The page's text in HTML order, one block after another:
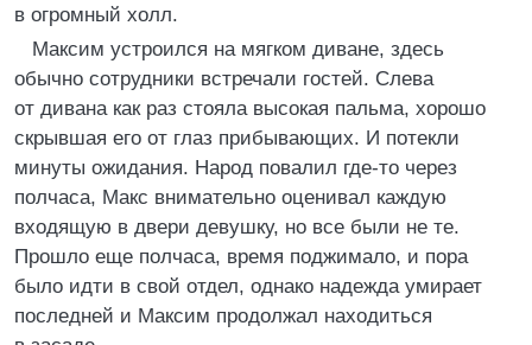
в огромный холл.
Максим устроился на мягком диване, здесь
обычно сотрудники встречали гостей. Слева
от дивана как раз стояла высокая пальма, хорошо
скрывшая его от глаз прибывающих. И потекли
минуты ожидания. Народ повалил где-то через
полчаса, Макс внимательно оценивал каждую
входящую в двери девушку, но все были не те.
Прошло еще полчаса, время поджимало, и пора
было идти в свой отдел, однако надежда умирает
последней и Максим продолжал находиться